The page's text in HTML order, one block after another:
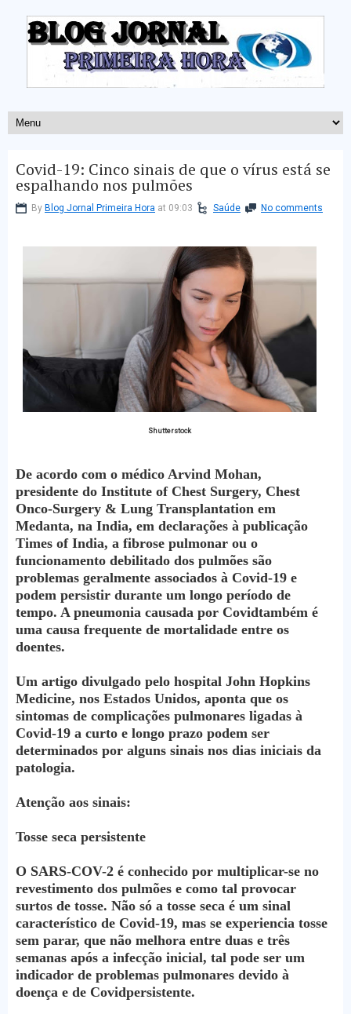
Covid-19: Cinco sinais de que o vírus está se
espalhando nos pulmões
By Blog Jornal Primeira Hora at 09:03 Saúde No comments
Shutterstock
De acordo com o médico Arvind Mohan,
presidente do Institute of Chest Surgery, Chest
Onco-Surgery & Lung Transplantation em
Medanta, na India, em declarações à publicação
Times of India, a fibrose pulmonar ou o
funcionamento debilitado dos pulmões são
problemas geralmente associados à Covid-19 e
podem persistir durante um longo período de
tempo. A pneumonia causada por Covidtambém é
uma causa frequente de mortalidade entre os
doentes.
Um artigo divulgado pelo hospital John Hopkins
Medicine, nos Estados Unidos, aponta que os
sintomas de complicações pulmonares ligadas à
Covid-19 a curto e longo prazo podem ser
determinados por alguns sinais nos dias iniciais da
patologia.
Atenção aos sinais:
Tosse seca persistente
O SARS-COV-2 é conhecido por multiplicar-se no
revestimento dos pulmões e como tal provocar
surtos de tosse. Não só a tosse seca é um sinal
característico de Covid-19, mas se experiencia tosse
sem parar, que não melhora entre duas e três
semanas após a infecção inicial, tal pode ser um
indicador de problemas pulmonares devido à
doença e de Covidpersistente.